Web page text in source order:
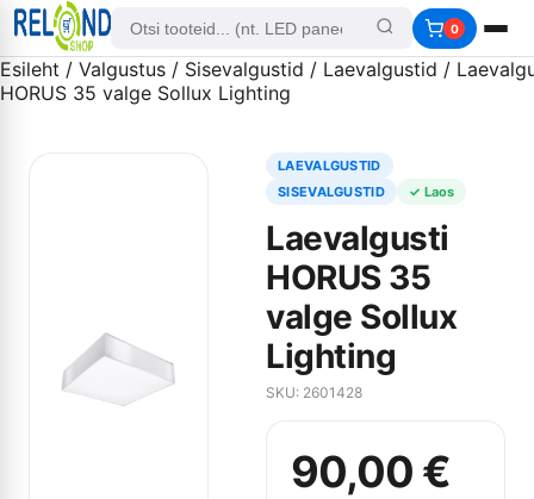
0
Esileht / Valgustus / Sisevalgustid / Laevalgustid /
HORUS 35 valge Sollux Lighting
LAEVALGUSTID
SISEVALGUSTID
✓ Laos
Laevalgusti
HORUS 35
valge Sollux
Lighting
SKU: 2601428
90,00 €